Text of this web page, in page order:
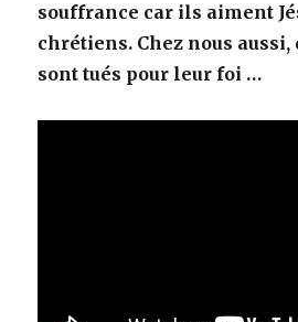
souffrance car ils aiment
chrétiens. Chez nous
sont tués pour leur foi …